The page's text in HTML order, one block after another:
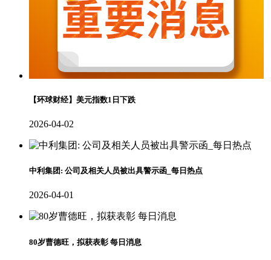
【环球财经】美元指数1日下跌
2026-04-02
中利集团: 公司及相关人员被出具警示函_每日热点
2026-04-01
80岁曹德旺，拟获表彰 每日消息